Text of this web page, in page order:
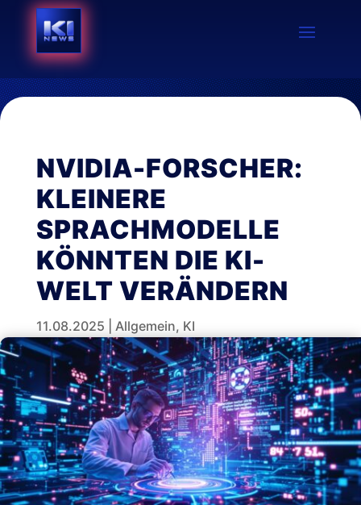
NVIDIA-FORSCHER:
KLEINERE
SPRACHMODELLE
KÖNNTEN DIE KI-
WELT VERÄNDERN
11.08.2025 Allgemein, KI